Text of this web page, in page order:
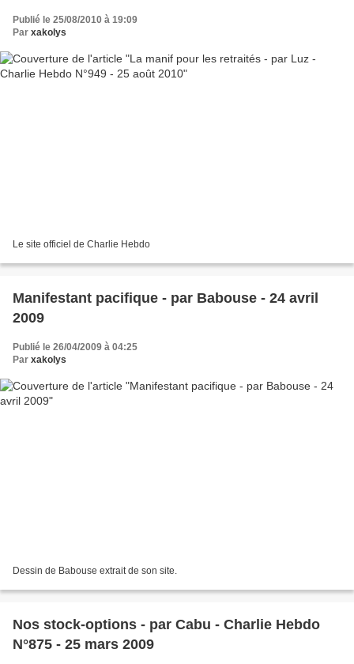
Publié le 25/08/2010 à 19:09
Par xakolys
Le site officiel de Charlie Hebdo
Manifestant pacifique - par Babouse - 24 avril
2009
Publié le 26/04/2009 à 04:25
Par xakolys
Dessin de Babouse extrait de son site.
Nos stock-options - par Cabu - Charlie Hebdo
N°875 - 25 mars 2009